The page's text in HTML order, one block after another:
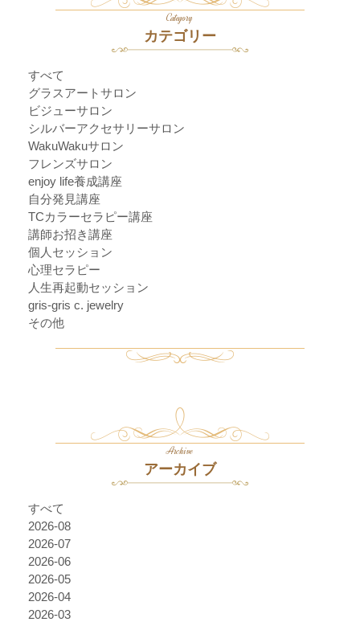
Category
カテゴリー
すべて
グラスアートサロン
ビジューサロン
シルバーアクセサリーサロン
WakuWakuサロン
フレンズサロン
enjoy life養成講座
自分発見講座
TCカラーセラピー講座
講師お招き講座
個人セッション
心理セラピー
人生再起動セッション
gris-gris c. jewelry
その他
Archive
アーカイブ
すべて
2026-08
2026-07
2026-06
2026-05
2026-04
2026-03